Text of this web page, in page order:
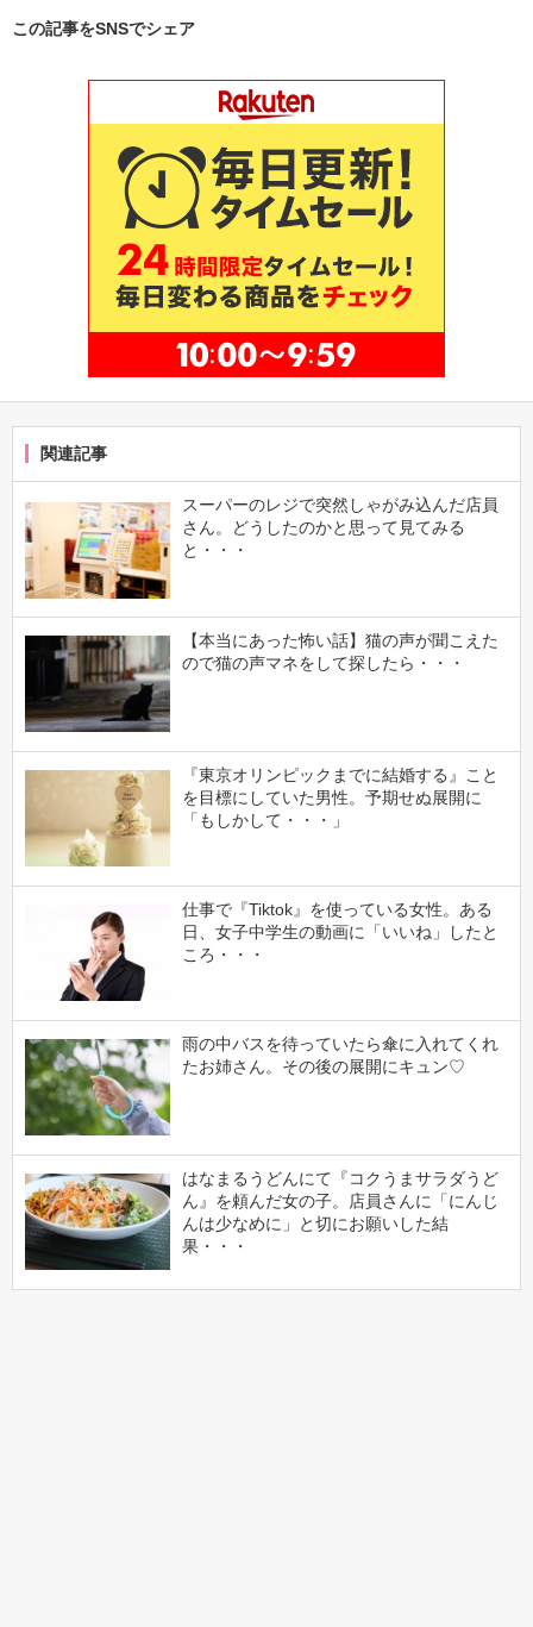
この記事をSNSでシェア
関連記事
スーパーのレジで突然しゃがみ込んだ店員
さん。どうしたのかと思って見てみる
と・・・
【本当にあった怖い話】猫の声が聞こえた
ので猫の声マネをして探したら・・・
『東京オリンピックまでに結婚する』こと
を目標にしていた男性。予期せぬ展開に
「もしかして・・・」
仕事で『Tiktok』を使っている女性。ある
日、女子中学生の動画に「いいね」したと
ころ・・・
雨の中バスを待っていたら傘に入れてくれ
たお姉さん。その後の展開にキュン♡
はなまるうどんにて『コクうまサラダうど
ん』を頼んだ女の子。店員さんに「にんじ
んは少なめに」と切にお願いした結
果・・・